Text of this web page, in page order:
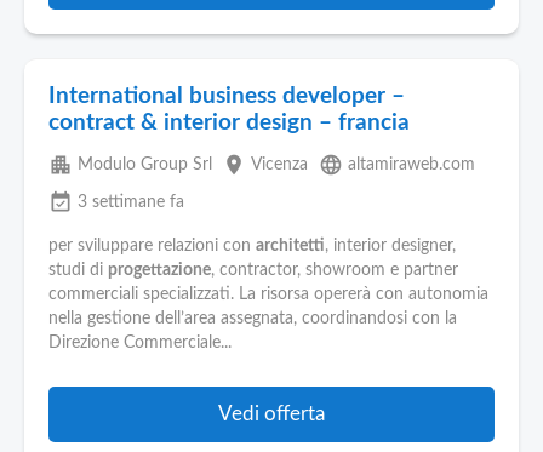
International business developer –
contract & interior design – francia
apartment Modulo Group Srl place Vicenza language altamiraweb.com
event_available 3 settimane fa
per sviluppare relazioni con architetti, interior designer,
studi di progettazione, contractor, showroom e partner
commerciali specializzati. La risorsa opererà con autonomia
nella gestione dell’area assegnata, coordinandosi con la
Direzione Commerciale...
Vedi offerta